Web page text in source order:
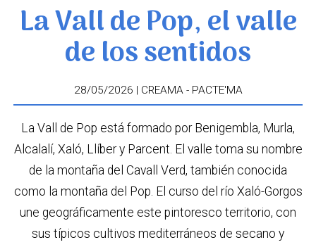
La Vall de Pop, el valle
de los sentidos
28/05/2026 | CREAMA - PACTE'MA
La Vall de Pop está formado por Benigembla, Murla,
Alcalalí, Xaló, Llíber y Parcent. El valle toma su nombre
de la montaña del Cavall Verd, también conocida
como la montaña del Pop. El curso del río Xaló-Gorgos
une geográficamente este pintoresco territorio, con
sus típicos cultivos mediterráneos de secano y